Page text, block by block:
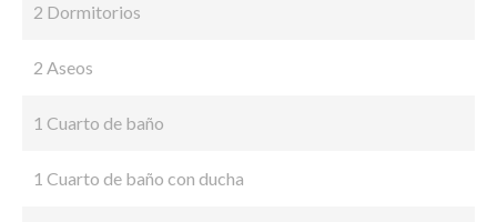
2 Dormitorios
2 Aseos
1 Cuarto de baño
1 Cuarto de baño con ducha